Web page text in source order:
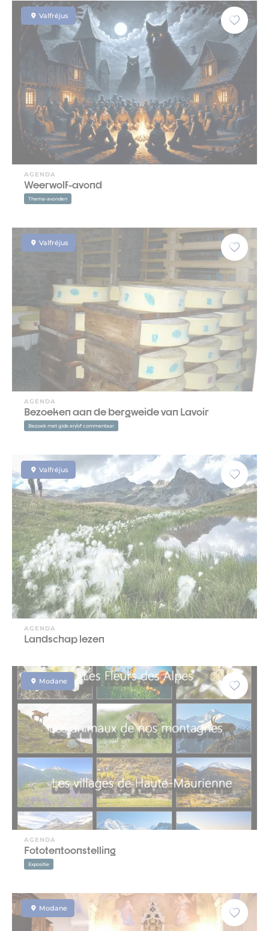
Valfréjus
AGENDA
Weerwolf-avond
Thema-avonden
Valfréjus
AGENDA
Bezoeken aan de bergweide van Lavoir
Bezoek met gids en/of commentaar
Valfréjus
AGENDA
Landschap lezen
Modane
AGENDA
Fototentoonstelling
Expositie
Modane